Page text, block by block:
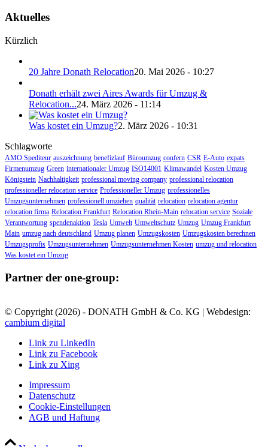
Aktuelles
Kürzlich
20 Jahre Donath Relocation20. Mai 2026 - 10:27
Donath erhält zwei Aires Awards für Umzug &
Relocation...24. März 2026 - 11:14
Was kostet ein Umzug?2. März 2026 - 10:31
Schlagworte
AMÖ Spediteur auszeichnung benefizlauf Büroumzug confern CSR E-Auto expats
Firmenumzug Green internationaler Umzug ISO14001 Klimawandel Kosten Umzug
Königstein Nachhaltigkeit professional moving company professional relocation
professioneller relocation service Professioneller Umzug professionelles
Umzugsunternehmen professionell umziehen qualität relocation relocation agentur
relocation firma Relocation Frankfurt Relocation Rhein-Main relocation service Soziale
Verantwortung spendenaktion Tesla Umwelt Umweltschutz Umzug Umzug Frankfurt
Main umzug nach deutschland Umzug planen Umzugskosten Umzugskosten berechnen
Umzugsprofis Umzugsunternehmen Umzugsunternehmen Kosten umzug und relocation
Was kostet ein Umzug
Partner der one-group:
© Copyright (2026) - DONATH GmbH & Co. KG | Webdesign:
cambium digital
Link zu LinkedIn
Link zu Facebook
Link zu Xing
Impressum
Datenschutz
Cookie-Einstellungen
AGB und Haftung